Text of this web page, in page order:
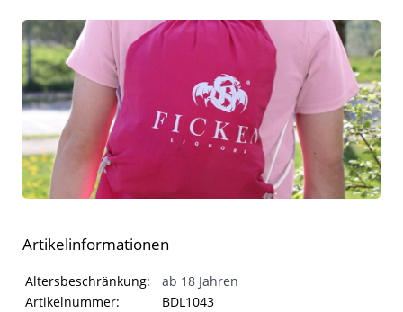
Artikelinformationen
Artikelinformationen
Eigenschaft Wert
Altersbeschränkung:
ab 18 Jahren
Artikelnummer:
BDL1043